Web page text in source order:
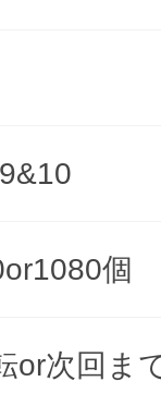
個
or次回ま